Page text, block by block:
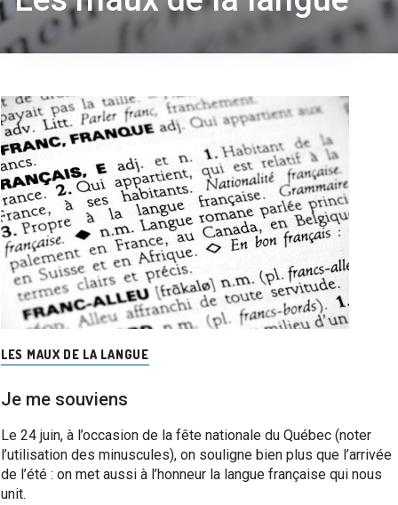
LES MAUX DE LA LANGUE
Je me souviens
Le 24 juin, à l’occasion de la fête nationale du Québec (noter
l’utilisation des minuscules), on souligne bien plus que l’arrivée
de l’été : on met aussi à l’honneur la langue française qui nous
unit.